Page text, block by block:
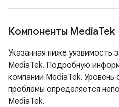
Компоненты MediaTek
Указанная ниже уязвимость
MediaTek. Подробную
компании MediaTek. Уровень
проблемы определяется
MediaTek.